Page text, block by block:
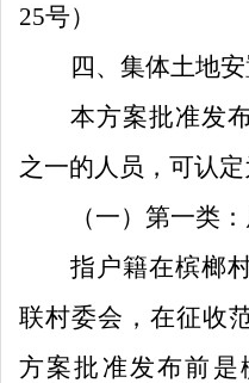
25号）
四、 集体土地
本方案批准发
之一的人员，可认定
（一） 第一类
指户籍在槟榔
联村委会 ，在征收
方案批准发布前是